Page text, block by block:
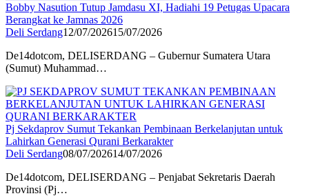
Bobby Nasution Tutup Jamdasu XI, Hadiahi 19 Petugas Upacara
Berangkat ke Jamnas 2026
Deli Serdang12/07/202615/07/2026
De14dotcom, DELISERDANG – Gubernur Sumatera Utara
(Sumut) Muhammad…
Pj Sekdaprov Sumut Tekankan Pembinaan Berkelanjutan untuk
Lahirkan Generasi Qurani Berkarakter
Deli Serdang08/07/202614/07/2026
De14dotcom, DELISERDANG – Penjabat Sekretaris Daerah
Provinsi (Pj…